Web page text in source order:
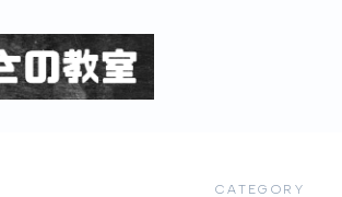
CATEGORY